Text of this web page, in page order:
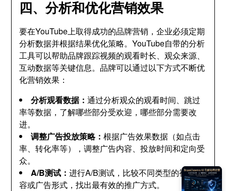
四、分析和优化营销效果
要在YouTube上取得成功的品牌营销，企业必须定期
分析数据并根据结果优化策略。YouTube自带的分析
工具可以帮助品牌跟踪视频的观看时长、观众来源、
互动数据等关键信息。品牌可以通过以下方式不断优
化营销效果：
分析观看数据：通过分析观众的观看时间、跳过
率等数据，了解哪些部分受欢迎，哪些部分需要改
进。
调整广告投放策略：根据广告效果数据（如点击
率、转化率等），调整广告内容、投放时间和定向受
众。
A/B测试：进行A/B测试，比较不同类型的视频内
容或广告形式，找出最有效的推广方式。